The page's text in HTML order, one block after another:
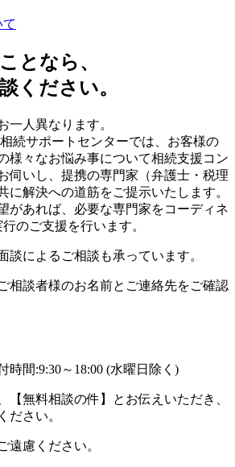
となら、
ください。
一人異なります。
続サポートセンターでは、お客様の
様々なお悩み事について相続支援コン
伺いし、提携の専門家（弁護士・税理
に解決への道筋をご提示いたします。
があれば、必要な専門家をコーディネ
のご支援を行います。
によるご相談も承っています。
相談者様のお名前とご連絡先をご確認
時間:9:30～18:00 (水曜日除く)
無料相談の件】とお伝えいただき、
ださい。
慮ください。